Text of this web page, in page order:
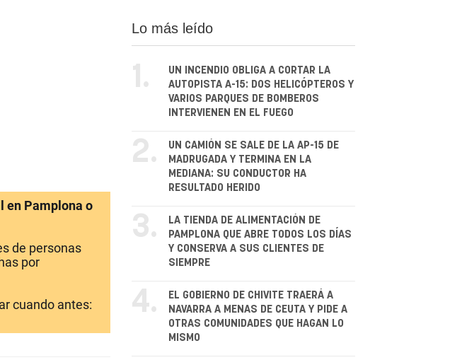
en Pamplona o
de personas
por
cuando antes:
Lo más leído
1.
UN INCENDIO OBLIGA A CORTAR LA
AUTOPISTA A-15: DOS HELICÓPTEROS Y
VARIOS PARQUES DE BOMBEROS
INTERVIENEN EN EL FUEGO
2.
UN CAMIÓN SE SALE DE LA AP-15 DE
MADRUGADA Y TERMINA EN LA
MEDIANA: SU CONDUCTOR HA
RESULTADO HERIDO
3.
LA TIENDA DE ALIMENTACIÓN DE
PAMPLONA QUE ABRE TODOS LOS DÍAS
Y CONSERVA A SUS CLIENTES DE
SIEMPRE
4.
EL GOBIERNO DE CHIVITE TRAERÁ A
NAVARRA A MENAS DE CEUTA Y PIDE A
OTRAS COMUNIDADES QUE HAGAN LO
MISMO